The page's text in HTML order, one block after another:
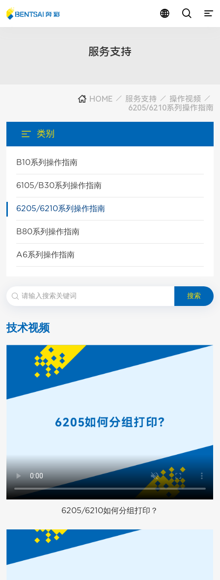
服务支持
HOME 服务支持
操作视频
6205/6210系列操作指南
类别
B10系列操作指南
6105/B30系列操作指南
6205/6210系列操作指南
B80系列操作指南
A6系列操作指南
搜索
技术视频
6205/6210如何分组打印？